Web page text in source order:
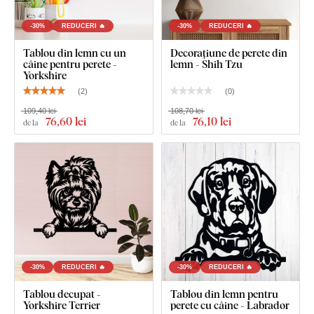
suprafață netedă. Datorită rezistenței, putem tăia șidetalii
fine și subțiri.
Puteți alege dintre12 decorațiuni
cu lac semi-mat, care
creșterezistența la zgârieturi obișnuite.Grosimeade
conferă produsuluiefect 3D cu umbrire delicată, astfel încât pe
perete arată curat și elegant – spre deosebire de autocolantele
subțiri din hârtie.
-30% REDUCERI 🔥
Tablou din lemn cu un
câine pentru perete -
Yorkshire
(2)
de la 76,60 lei
109,40 lei
-30% REDUCERI 🔥
Decorațiune de perete din
lemn - Shih Tzu
(0)
de la 76,10 lei
108,70 lei
-30% REDUCERI 🔥
Tablou decupat -
Yorkshire Terrier
-30% REDUCERI 🔥
Tablou din lemn pentru
perete cu câine - Labrador